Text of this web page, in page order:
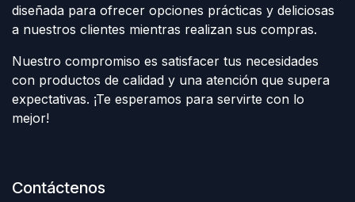
diseñada para ofrecer opciones prácticas y deliciosas
a nuestros clientes mientras realizan sus compras.
Nuestro compromiso es satisfacer tus necesidades
con productos de calidad y una atención que supera
expectativas. ¡Te esperamos para servirte con lo
mejor!
Contáctenos